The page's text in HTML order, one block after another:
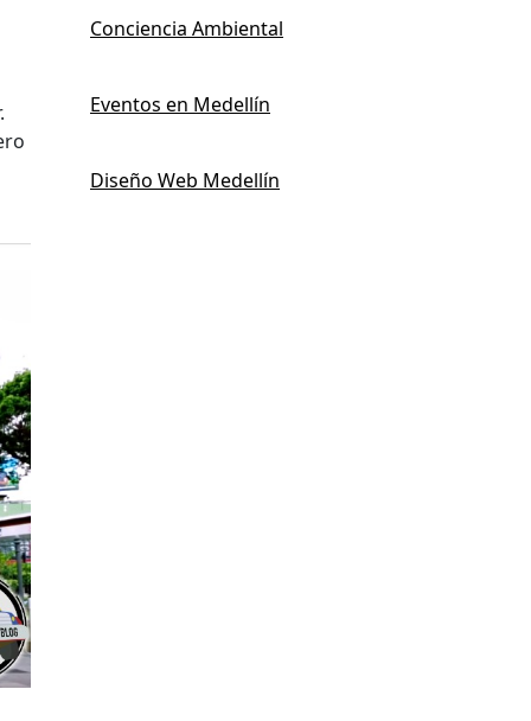
Conciencia Ambiental
Eventos en Medellín
Diseño Web Medellín